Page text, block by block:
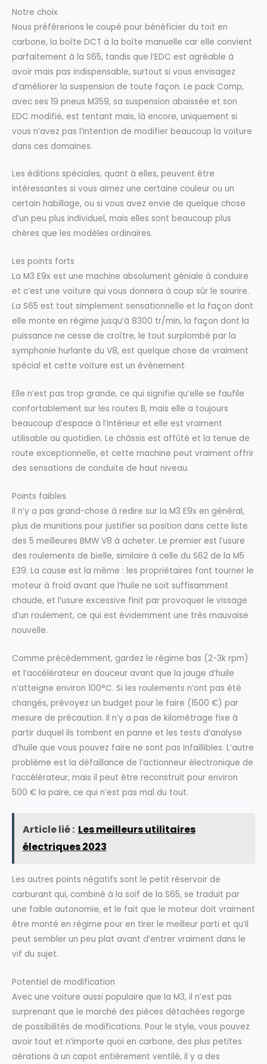
Notre choix
Nous préférerions le coupé pour bénéficier du toit en
carbone, la boîte DCT à la boîte manuelle car elle convient
parfaitement à la S65, tandis que l’EDC est agréable à
avoir mais pas indispensable, surtout si vous envisagez
d’améliorer la suspension de toute façon. Le pack Comp,
avec ses 19 pneus M359, sa suspension abaissée et son
EDC modifié, est tentant mais, là encore, uniquement si
vous n’avez pas l’intention de modifier beaucoup la voiture
dans ces domaines.
Les éditions spéciales, quant à elles, peuvent être
intéressantes si vous aimez une certaine couleur ou un
certain habillage, ou si vous avez envie de quelque chose
d’un peu plus individuel, mais elles sont beaucoup plus
chères que les modèles ordinaires.
Les points forts
La M3 E9x est une machine absolument géniale à conduire
et c’est une voiture qui vous donnera à coup sûr le sourire.
La S65 est tout simplement sensationnelle et la façon dont
elle monte en régime jusqu’à 8300 tr/min, la façon dont la
puissance ne cesse de croître, le tout surplombé par la
symphonie hurlante du V8, est quelque chose de vraiment
spécial et cette voiture est un événement.
Elle n’est pas trop grande, ce qui signifie qu’elle se faufile
confortablement sur les routes B, mais elle a toujours
beaucoup d’espace à l’intérieur et elle est vraiment
utilisable au quotidien. Le châssis est affûté et la tenue de
route exceptionnelle, et cette machine peut vraiment offrir
des sensations de conduite de haut niveau.
Points faibles
Il n’y a pas grand-chose à redire sur la M3 E9x en général,
plus de munitions pour justifier sa position dans cette liste
des 5 meilleures BMW V8 à acheter. Le premier est l’usure
des roulements de bielle, similaire à celle du S62 de la M5
E39. La cause est la même : les propriétaires font tourner le
moteur à froid avant que l’huile ne soit suffisamment
chaude, et l’usure excessive finit par provoquer le vissage
d’un roulement, ce qui est évidemment une très mauvaise
nouvelle.
Comme précédemment, gardez le régime bas (2-3k rpm)
et l’accélérateur en douceur avant que la jauge d’huile
n’atteigne environ 100°C. Si les roulements n’ont pas été
changés, prévoyez un budget pour le faire (1500 €) par
mesure de précaution. Il n’y a pas de kilométrage fixe à
partir duquel ils tombent en panne et les tests d’analyse
d’huile que vous pouvez faire ne sont pas infaillibles. L’autre
problème est la défaillance de l’actionneur électronique de
l’accélérateur, mais il peut être reconstruit pour environ
500 € la paire, ce qui n’est pas mal du tout.
Article lié : Les meilleurs utilitaires
électriques 2023
Les autres points négatifs sont le petit réservoir de
carburant qui, combiné à la soif de la S65, se traduit par
une faible autonomie, et le fait que le moteur doit vraiment
être monté en régime pour en tirer le meilleur parti et qu’il
peut sembler un peu plat avant d’entrer vraiment dans le
vif du sujet.
Potentiel de modification
Avec une voiture aussi populaire que la M3, il n’est pas
surprenant que le marché des pièces détachées regorge
de possibilités de modifications. Pour le style, vous pouvez
avoir tout et n’importe quoi en carbone, des plus petites
aérations à un capot entièrement ventilé, il y a des